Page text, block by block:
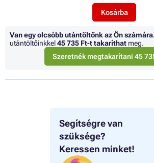
Segítségre van
szüksége?
Keressen minket!
Kosárba
Van egy olcsóbb utántöltőnk az Ön
utántöltőinkkel45 735 Ft-t takaríthat meg.
Szeretnék megtakarítani 45